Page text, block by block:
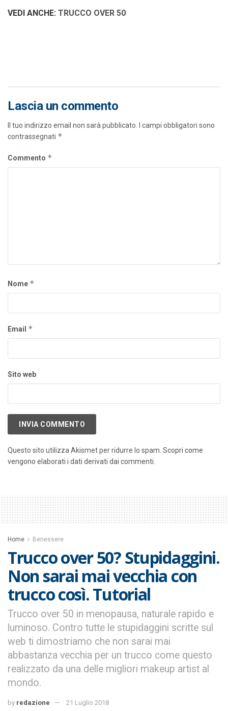
VEDI ANCHE: TRUCCO OVER 50
Lascia un commento
Il tuo indirizzo email non sarà pubblicato.
I campi obbligatori sono
contrassegnati *
Commento *
Nome *
Email *
Sito web
Questo sito utilizza Akismet per ridurre lo spam. Scopri come
vengono elaborati i dati derivati dai commenti
Home Benessere
Trucco over 50? Stupidaggini.
Non sarai mai vecchia con
trucco così. Tutorial
Trucco over 50 in menopausa, naturale rapido e
luminoso. Contro tutte le stupidaggini scritte sul
web ti dimostriamo che non sarai mai
abbastanza vecchia per un trucco come questo
realizzato da una delle migliori makeup artist al
mondo.
by redazione 21 Luglio 2018